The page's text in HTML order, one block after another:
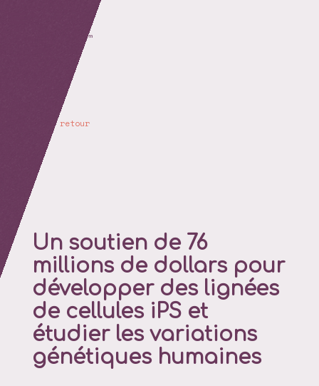
retour
Un soutien de 76
millions de dollars pour
développer des lignées
de cellules iPS et
étudier les variations
génétiques humaines